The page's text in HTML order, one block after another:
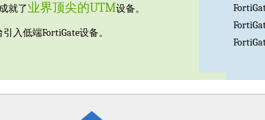
就了业界顶尖的UTM设备。
引入低端FortiGate设备。